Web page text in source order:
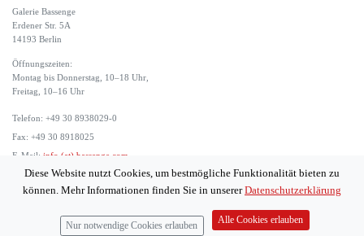
Galerie Bassenge
Erdener Str. 5A
14193 Berlin
Öffnungszeiten:
Montag bis Donnerstag, 10–18 Uhr,
Freitag, 10–16 Uhr
Telefon: +49 30 8938029-0
Fax: +49 30 8918025
E-Mail: info (at) bassenge.com
Diese Website nutzt Cookies, um bestmögliche Funktionalität bieten zu
können. Mehr Informationen finden Sie in unsererDatenschutzerklärung
Nur notwendige Cookies erlauben
Alle Cookies erlauben